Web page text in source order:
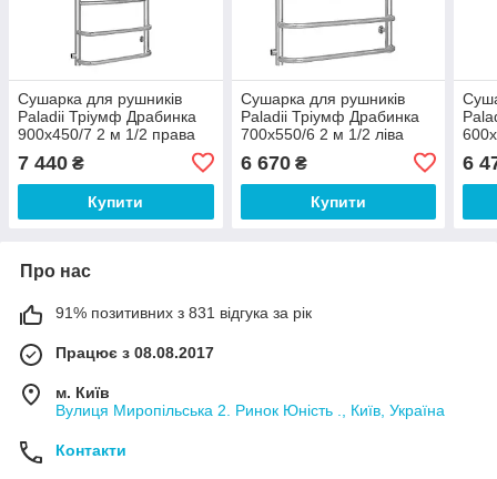
Сушарка для рушників
Paladii Тріумф Драбинка
900х450/7 2 м 1/2 права
7 440 ₴
Купити
Сушарка для рушників
Paladii Тріумф Драбинка
700х550/6 2 м 1/2 ліва
6 670₴
Купити
6
Про нас
91% позитивних з 831 відгука за рік
Працює з 08.08.2017
м. Київ
Вулиця Миропільська 2. Ринок Юність ., Київ, Україна
Контакти